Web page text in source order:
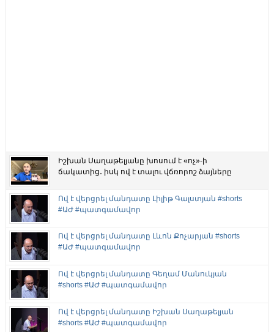
Իշխան Սաղաթելյանը խոսում է «ոչ»-ի
ճակատից․ իսկ ով է տալու վճռորոշ ձայները
Ով է վերցրել մանդատը Լիլիթ Գալստյան #shorts
#ԱԺ #պատգամավոր
Ով է վերցրել մանդատը Լևոն Քոչարյան #shorts
#ԱԺ #պատգամավոր
Ով է վերցրել մանդատը Գեղամ Մանուկյան
#shorts #ԱԺ #պատգամավոր
Ով է վերցրել մանդատը Իշխան Սաղաթելյան
#shorts #ԱԺ #պատգամավոր